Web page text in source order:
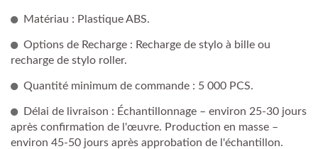
Matériau : Plastique ABS.
Options de Recharge : Recharge de stylo à bille ou
recharge de stylo roller.
Quantité minimum de commande : 5 000 PCS.
Délai de livraison : Échantillonnage – environ 25-30 jours
après confirmation de l'œuvre. Production en masse –
environ 45-50 jours après approbation de l'échantillon.